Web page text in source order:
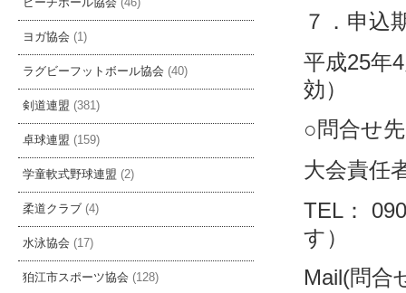
７．申込
平成25年
効）
○問合せ先
大会責
TEL：
す）
Mail(問合
ビーチボール協会 (46)
ヨガ協会 (1)
ラグビーフットボール協会 (40)
剣道連盟 (381)
卓球連盟 (159)
学童軟式野球連盟 (2)
柔道クラブ (4)
水泳協会 (17)
狛江市スポーツ協会 (128)